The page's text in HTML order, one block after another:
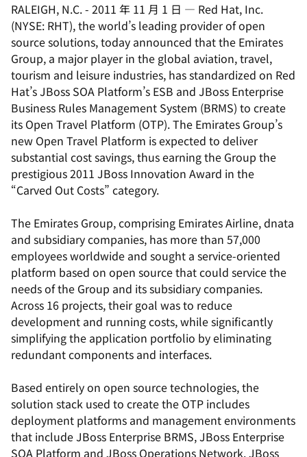
RALEIGH, N.C.- 2011 年 11 月 1 日 — Red Hat, Inc.
(NYSE: RHT), the world’s leading provider of open
source solutions, today announced that the Emirates
Group, a major player in the global aviation, travel,
tourism and leisure industries, has standardized on Red
Hat’s JBoss SOA Platform’s ESB and JBoss Enterprise
Business Rules Management System (BRMS) to create
its Open Travel Platform (OTP). The Emirates Group’s
new Open Travel Platform is expected to deliver
substantial cost savings, thus earning the Group the
prestigious 2011 JBoss Innovation Award in the
“Carved Out Costs” category.
The Emirates Group, comprising Emirates Airline, dnata
and subsidiary companies, has more than 57,000
employees worldwide and sought a service-oriented
platform based on open source that could service the
needs of the Group and its subsidiary companies.
Across 16 projects, their goal was to reduce
development and running costs, while significantly
simplifying the application portfolio by eliminating
redundant components and interfaces.
Based entirely on open source technologies, the
solution stack used to create the OTP includes
deployment platforms and management environments
that include JBoss Enterprise BRMS, JBoss Enterprise
SOA Platform and JBoss Operations Network. JBoss